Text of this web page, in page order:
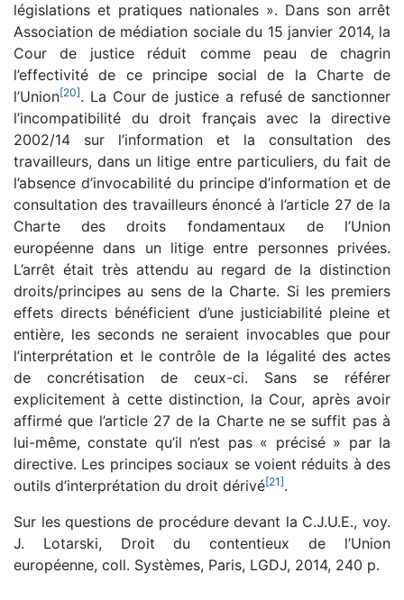
législations et pratiques nationales ». Dans son arrêt
Association de médiation sociale du 15 janvier 2014, la
Cour de justice réduit comme peau de chagrin
l’effectivité de ce principe social de la Charte de
l’Union[20]. La Cour de justice a refusé de sanctionner
l’incompatibilité du droit français avec la directive
2002/14 sur l’information et la consultation des
travailleurs, dans un litige entre particuliers, du fait de
l’absence d’invocabilité du principe d’information et de
consultation des travailleurs énoncé à l’article 27 de la
Charte des droits fondamentaux de l’Union
européenne dans un litige entre personnes privées.
L’arrêt était très attendu au regard de la distinction
droits/principes au sens de la Charte. Si les premiers
effets directs bénéficient d’une justiciabilité pleine et
entière, les seconds ne seraient invocables que pour
l’interprétation et le contrôle de la légalité des actes
de concrétisation de ceux-ci. Sans se référer
explicitement à cette distinction, la Cour, après avoir
affirmé que l’article 27 de la Charte ne se suffit pas à
lui-même, constate qu’il n’est pas « précisé » par la
directive. Les principes sociaux se voient réduits à des
outils d’interprétation du droit dérivé[21].
Sur les questions de procédure devant la C.J.U.E., voy.
J. Lotarski, Droit du contentieux de l’Union
européenne, coll. Systèmes, Paris, LGDJ, 2014, 240 p.